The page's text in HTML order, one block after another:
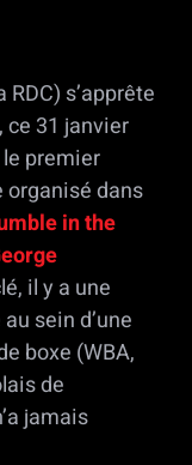
s’apprête
31 janvier
premier
organisé dans
in the
il y a une
sein d’une
boxe (WBA,
de
jamais